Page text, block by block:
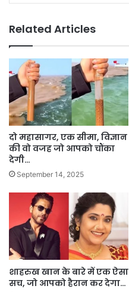
Related Articles
दो महासागर, एक सीमा, विज्ञान
की वो वजह जो आपको चौंका
देगी…
September 14, 2025
शाहरुख खान के बारे में एक ऐसा
सच, जो आपको हैरान कर देगा…